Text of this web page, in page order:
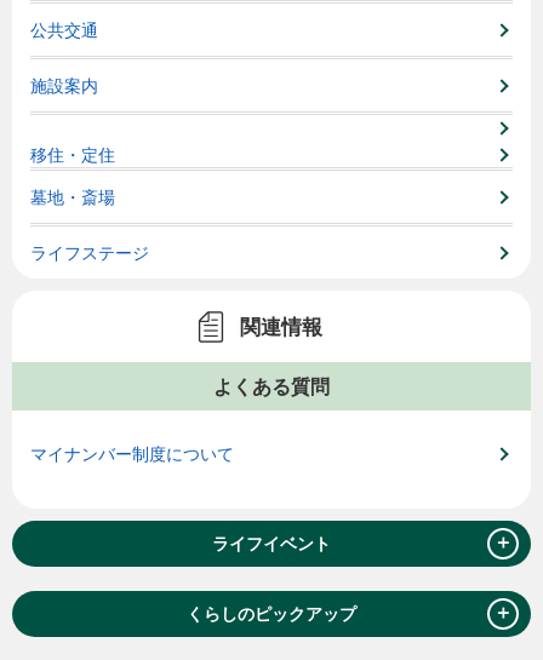
公共交通
施設案内
移住・定住
墓地・斎場
ライフステージ
関連情報
よくある質問
マイナンバー制度について
ライフイベント ＋
くらしのピックアップ ＋